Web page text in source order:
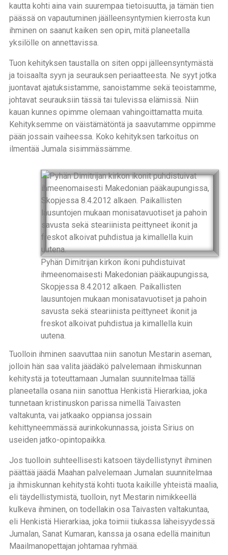
kautta kohti aina vain suurempaa tietoisuutta, ja tämän tien
päässä on vapautuminen jäälleensyntymien kierrosta kun
ihminen on saanut kaiken sen opin, mitä planeetalla
yksilölle on annettavissa.
Tuon kehityksen taustalla on siten oppi jälleensyntymästä
ja toisaalta syyn ja seurauksen periaatteesta. Ne syyt jotka
juontavat ajatuksistamme, sanoistamme sekä teoistamme,
johtavat seurauksiin tässä tai tulevissa elämissä. Niin
kauan kunnes opimme olemaan vahingoittamatta muita.
Kehityksemme on väistämätöntä ja saavutamme oppimme
pään jossain vaiheessa. Koko kehityksen tarkoitus on
ilmentää Jumala sisimmässämme.
Pyhän Dimitrijan kirkon ikoni puhdistuivat
ihmeenomaisesti Makedonian pääkaupungissa,
Skopjessa 8.4.2012 alkaen. Paikallisten
lausuntojen mukaan monisatavuotiset ja pahoin
savusta sekä steariinista peittyneet ikonit ja
freskot alkoivat puhdistua ja kimallella kuin
uutena.
Tuolloin ihminen saavuttaa niin sanotun Mestarin aseman,
jolloin hän saa valita jäädäkö palvelemaan ihmiskunnan
kehitystä ja toteuttamaan Jumalan suunnitelmaa tällä
planeetalla osana niin sanottua Henkistä Hierarkiaa, joka
tunnetaan kristinuskon parissa nimellä Taivasten
valtakunta, vai jatkaako oppiansa jossain
kehittyneemmässä aurinkokunnassa, joista Sirius on
useiden jatko-opintopaikka.
Jos tuolloin suhteellisesti katsoen täydellistynyt ihminen
päättää jäädä Maahan palvelemaan Jumalan suunnitelmaa
ja ihmiskunnan kehitystä kohti tuota kaikille yhteistä maalia,
eli täydellistymistä, tuolloin, nyt Mestarin nimikkeellä
kulkeva ihminen, on todellakin osa Taivasten valtakuntaa,
eli Henkistä Hierarkiaa, joka toimii tiukassa läheisyydessä
Jumalan, Sanat Kumaran, kanssa ja osana edellä mainitun
Maailmanopettajan johtamaa ryhmää.